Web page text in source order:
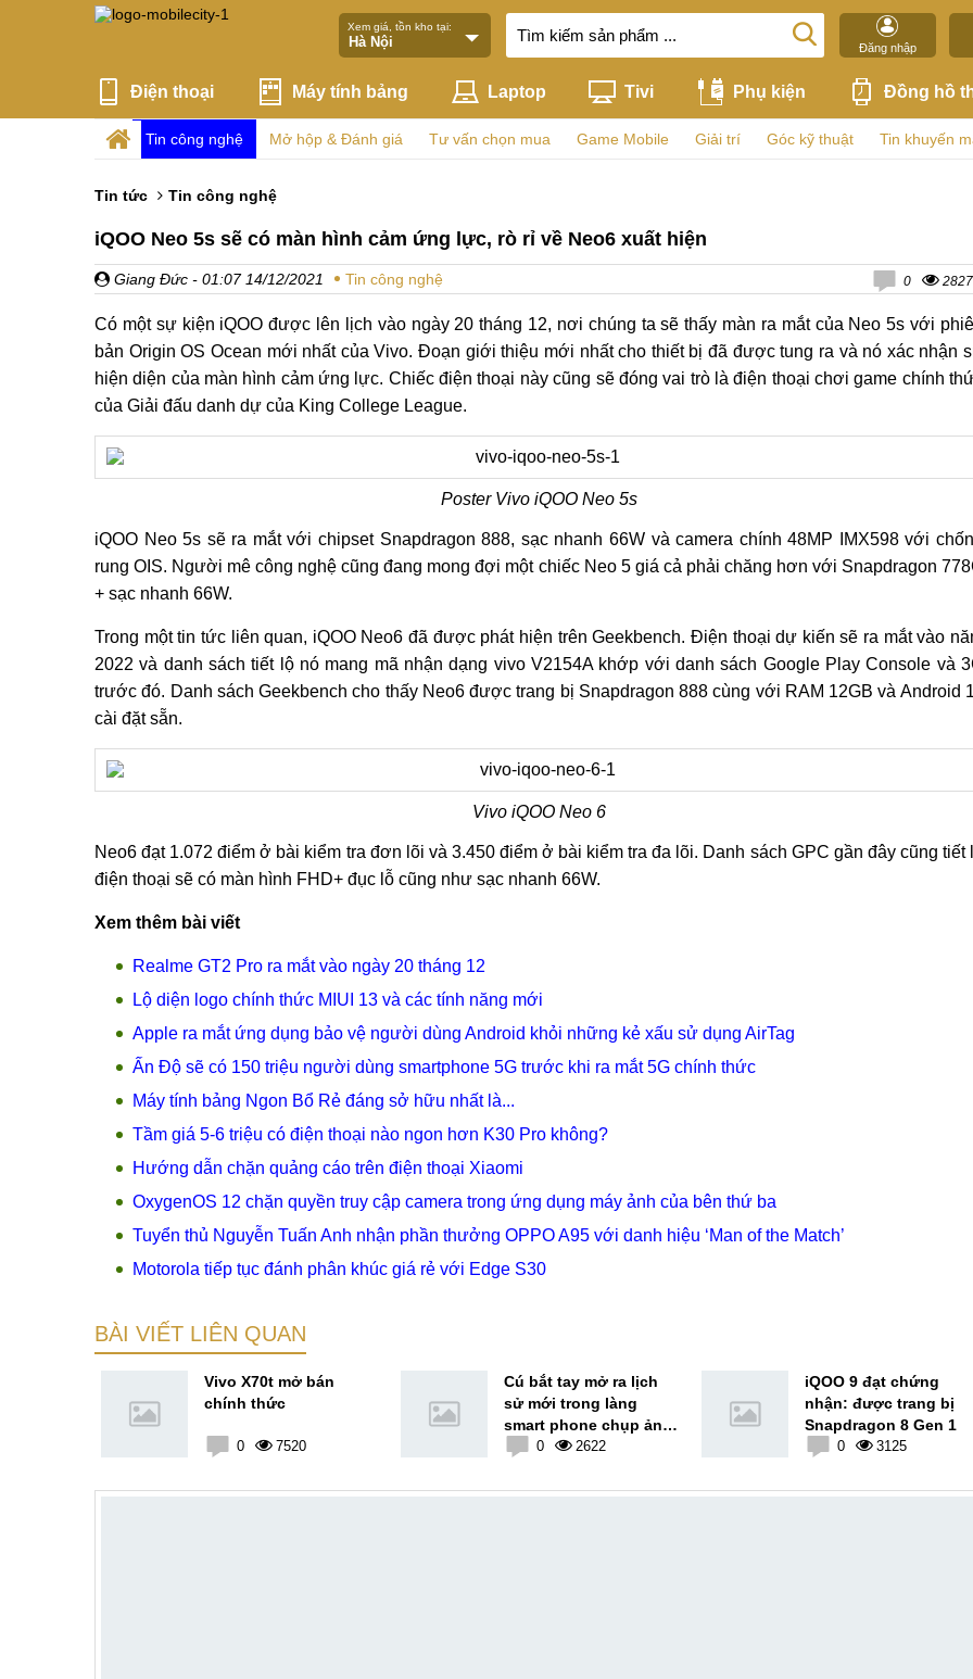
Xem giá, tồn kho tại:
Đăng nhập
Điện thoại Máy tính bảng Laptop Tivi Phụ kiện Đồng hồ
Tin công nghệ Mở hộp & Đánh giá Tư vấn chọn mua Game Mobile Giải trí Góc kỹ thuật Tin khuyến
Tin tức Tin công nghệ
iQOO Neo 5s sẽ có màn hình cảm ứng lực, rò rỉ về Neo6 xuất hiện
Giang Đức - 01:07 14/12/2021 Tin công nghệ 0 2827
Có một sự kiện iQOO được lên lịch vào ngày 20 tháng 12, nơi chúng ta sẽ thấy màn ra mắt của Neo 5s với
bản Origin OS Ocean mới nhất của Vivo. Đoạn giới thiệu mới nhất cho thiết bị đã được tung ra và nó xác nhận
hiện diện của màn hình cảm ứng lực. Chiếc điện thoại này cũng sẽ đóng vai trò là điện thoại chơi game chính
của Giải đấu danh dự của King College League.
Poster Vivo iQOO Neo 5s
iQOO Neo 5s sẽ ra mắt với chipset Snapdragon 888, sạc nhanh 66W và camera chính 48MP IMX598 với
rung OIS. Người mê công nghệ cũng đang mong đợi một chiếc Neo 5 giá cả phải chăng hơn với Snapdragon
+ sạc nhanh 66W.
Trong một tin tức liên quan, iQOO Neo6 đã được phát hiện trên Geekbench. Điện thoại dự kiến sẽ ra mắt vào
2022 và danh sách tiết lộ nó mang mã nhận dạng vivo V2154A khớp với danh sách Google Play Console và
trước đó. Danh sách Geekbench cho thấy Neo6 được trang bị Snapdragon 888 cùng với RAM 12GB và Android
cài đặt sẵn.
Vivo iQOO Neo 6
Neo6 đạt 1.072 điểm ở bài kiểm tra đơn lõi và 3.450 điểm ở bài kiểm tra đa lõi. Danh sách GPC gần đây cũng tiết
điện thoại sẽ có màn hình FHD+ đục lỗ cũng như sạc nhanh 66W.
Xem thêm bài viết
Realme GT2 Pro ra mắt vào ngày 20 tháng 12
Lộ diện logo chính thức MIUI 13 và các tính năng mới
Apple ra mắt ứng dụng bảo vệ người dùng Android khỏi những kẻ xấu sử dụng AirTag
Ấn Độ sẽ có 150 triệu người dùng smartphone 5G trước khi ra mắt 5G chính thức
Máy tính bảng Ngon Bổ Rẻ đáng sở hữu nhất là...
Tầm giá 5-6 triệu có điện thoại nào ngon hơn K30 Pro không?
Hướng dẫn chặn quảng cáo trên điện thoại Xiaomi
OxygenOS 12 chặn quyền truy cập camera trong ứng dụng máy ảnh của bên thứ ba
Tuyển thủ Nguyễn Tuấn Anh nhận phần thưởng OPPO A95 với danh hiệu ‘Man of the Match’
Motorola tiếp tục đánh phân khúc giá rẻ với Edge S30
BÀI VIẾT LIÊN QUAN
Vivo X70t mở bán
chính thức
0 7520
Cú bắt tay mở ra lịch
sử mới trong làng
smart phone chụp ảnh
cao cấp giữa Vivo và
0 2622
iQOO 9 đạt chứng
nhận: được trang bị
Snapdragon 8 Gen 1
0 3125